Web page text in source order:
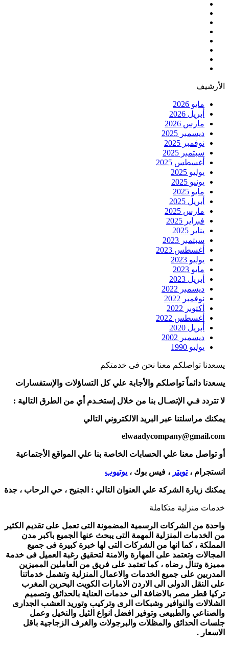
الأرشيف
مايو 2026
أبريل 2026
مارس 2026
ديسمبر 2025
نوفمبر 2025
سبتمبر 2025
أغسطس 2025
يوليو 2025
يونيو 2025
مايو 2025
أبريل 2025
مارس 2025
فبراير 2025
يناير 2025
سبتمبر 2023
أغسطس 2023
يوليو 2023
مايو 2023
أبريل 2023
ديسمبر 2022
نوفمبر 2022
أكتوبر 2022
أغسطس 2022
أبريل 2020
ديسمبر 2002
يوليو 1990
يسعدنا تواصلكم معنا نحن فى خدمتكم
يسعدنا دائماً تواصلكم والأجابة علي كل التساؤلات والإستفسارات
لا تتردد فـي الإتصـال بنا من خلال إستخـدم أي من الطرق التالية :
يمكنك مراسلتنا عبر البريد الالكتروني التالي
elwaadycompany@gmail.com
أو تواصل معنا علي الحسابات الخاصة بنا علي المواقع الأجتماعية
انستجرام ،تويتر ، فيس بوك ، يوتيوب
يمكنك زيارة الشركة علي العنوان التالي : الجنيح ، حي الرحاب ، جدة
خدمات منزلية متكاملة
واحدة من الشركات الرسمية المضمونة التى تعمل على تقديم الكثير
من الخدمات المنزلية المهمة التى يبحث عنها الجميع باكبر مدن
المملكة ، كما انها من الشركات التى لها خبرة كبيرة فى جميع
المجالات وتعتمد على المهارة والامنة لتحقيق رغبة العميل فى خدمة
مميزة وتنال رضاه ، كما تعتمد على فريق من العاملين المميزين
المدربين على جميع الخدمات والاعمال المنزلية وتشمل خدماتنا
على النقل الدولى الى الاردن الامارات الكويت البحرين المغرب
تركيا قطر مصر بالاضافة الى خدمات العناية بالحدائق وتصميم
الشلالات والنوافير وشبكات الرى وتركيب وتوريد العشب الجدارى
والصناعي والطبيعى وتوفير افضل انواع الثيل والنخيل وعمل
جلسات الحدائق والمظلات والبرجولات والغرف الزجاجية باقل
الاسعار .